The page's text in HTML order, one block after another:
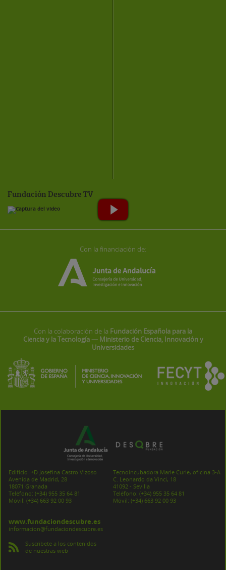
Fundación Descubre TV
Con la financiación de:
Con la colaboración de la Fundación Española para la
Ciencia y la Tecnología — Ministerio de Ciencia, Innovación y
Universidades
Edificio I+D Josefina Castro Vizoso
Avenida de Madrid, 28
18071 Granada
Teléfono: (+34) 955 35 64 81
Móvil: (+34) 663 92 00 93
Tecnoincubadora Marie Curie, oficina 3-A
C. Leonardo da Vinci, 18
41092 - Sevilla
Teléfono: (+34) 955 35 64 81
Móvil: (+34) 663 92 00 93
www.fundaciondescubre.es
informacion@fundaciondescubre.es
Suscríbete a los contenidos
de nuestras web